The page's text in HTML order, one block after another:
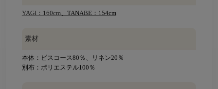
YAGI：160cm、TANABE：154cm
素材
本体：ビスコース80％、リネン20％
別布：ポリエステル100％